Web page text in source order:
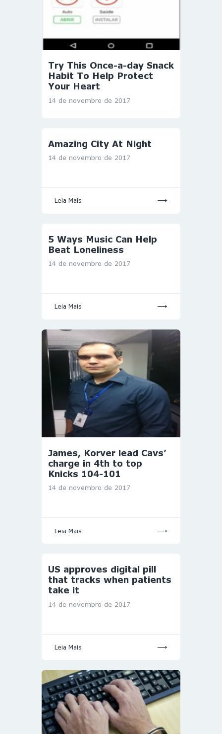
Try This Once-a-day Snack
Habit To Help Protect
Your Heart
14 de novembro de 2017
Amazing City At Night
14 de novembro de 2017
Leia Mais
5 Ways Music Can Help
Beat Loneliness
14 de novembro de 2017
Leia Mais
James, Korver lead Cavs’
charge in 4th to top
Knicks 104-101
14 de novembro de 2017
Leia Mais
US approves digital pill
that tracks when patients
take it
14 de novembro de 2017
Leia Mais